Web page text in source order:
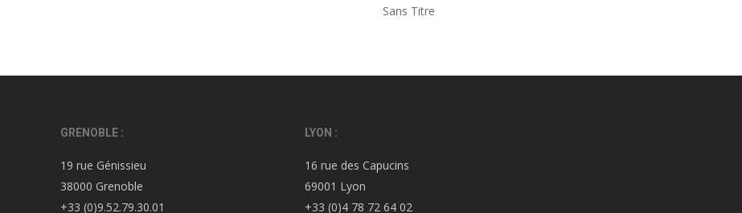
Sans Titre
GRENOBLE :
19 rue Génissieu
38000 Grenoble
+33 (0)9.52.79.30.01
LYON :
16 rue des Capucins
69001 Lyon
+33 (0)4 78 72 64 02